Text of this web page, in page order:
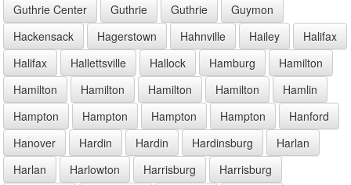
Guthrie Center
Guthrie Guthrie
Guymon
Hackensack
Hagerstown Hahnville Hailey
Halifax
Halifax
Hallettsville Hallock Hamburg
Hamilton
Hamilton
Hamilton Hamilton Hamilton
Hamlin
Hampton
Hampton Hampton Hampton
Hanford
Hanover
Hardin Hardin Hardinsburg
Harlan
Harlan
Harlowton Harrisburg
Harrisburg